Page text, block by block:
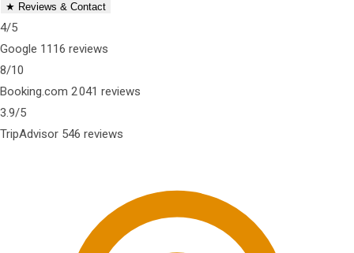
★ Reviews & Contact
4/5
Google 1116 reviews
8/10
Booking.com 2 041 reviews
3.9/5
TripAdvisor 546 reviews